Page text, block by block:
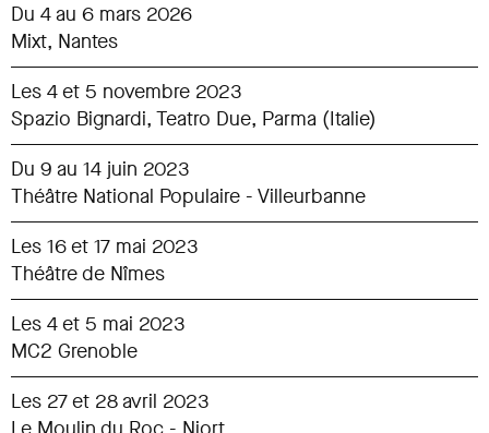
Du 4 au 6 mars 2026
Mixt, Nantes
Les 4 et 5 novembre 2023
Spazio Bignardi, Teatro Due, Parma (Italie)
Du 9 au 14 juin 2023
Théâtre National Populaire - Villeurbanne
Les 16 et 17 mai 2023
Théâtre de Nîmes
Les 4 et 5 mai 2023
MC2 Grenoble
Les 27 et 28 avril 2023